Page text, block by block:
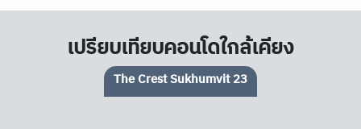
เปรียบเทียบคอนโดใกล้เคียง
The Crest Sukhumvit 23